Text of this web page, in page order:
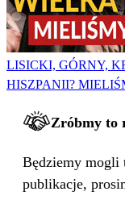
LISICKI, GÓRNY,
HISZPANII?
Zróbmy to
Będziemy mogli
publikacje,